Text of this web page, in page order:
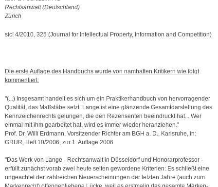
Rechtsanwalt (Deutschland)
Zürich
sic! 4/2010, 325 (Journal for Intellectual Property, Information and Competition)
Die erste Auflage des Handbuchs wurde von namhaften Kritikern wie folgt
kommentiert:
"(...) Insgesamt handelt es sich um ein Praktikerhandbuch von hervorragender
Qualität, das Maßstäbe setzt. Lange ist eine glänzende Gesamtdarstellung des
Kennzeichenrechts gelungen, die den Rezensenten beeindruckt hat... Wer
einmal mit ihm gearbeitet hat, wird es immer wieder heranziehen."
Prof. Dr. Willi Erdmann, Vorsitzender Richter am BGH a. D., Karlsruhe, in:
GRUR, Heft 10/2006, zur 1. Auflage 2006
"Das Werk von Lange - Rechtsanwalt in Düsseldorf und Honorarprofessor -
erfüllt zunächst vorab zwei heute selten gewordene Kriterien: Es schließt eine
ungeachtet der zahlreichen Neuerscheinungen der letzten Jahre (auch zum